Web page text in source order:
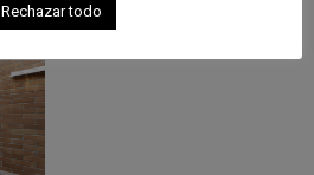
Rechazar todo